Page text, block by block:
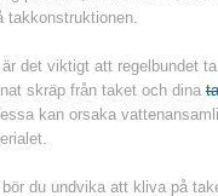
takkonstruktionen.
är det viktigt att regelbundet
skräp från taket och dina
kan orsaka
bör du undvika att kliva på